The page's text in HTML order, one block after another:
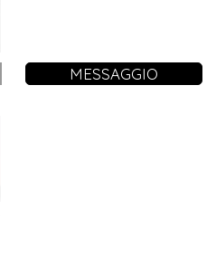
MESSAGGIO